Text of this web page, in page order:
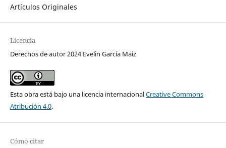
Artículos Originales
Licencia
Derechos de autor 2024 Evelin García Maiz
Esta obra está bajo una licencia internacionalCreative Commons
Atribución 4.0.
Cómo citar